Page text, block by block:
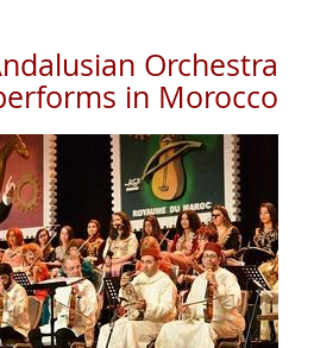
Orchestra
in Morocco